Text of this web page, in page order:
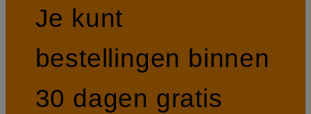
Je kunt
bestellingen binnen
30 dagen gratis